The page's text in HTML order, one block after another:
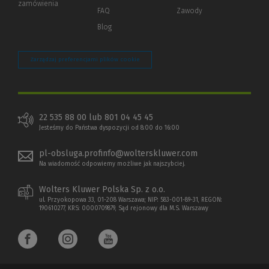
zamówienia
FAQ
Blog
Zawody
Zarządzaj preferencjami plików cookie
22 535 88 00 lub 801 04 45 45
Jesteśmy do Państwa dyspozycji od 8:00 do 16:00
pl-obsluga.profinfo@wolterskluwer.com
Na wiadomość odpowiemy możliwe jak najszybciej.
Wolters Kluwer Polska Sp. z o.o.
ul. Przyokopowa 33, 01-208 Warszawa; NIP: 583-001-89-31, REGON:
190610277, KRS: 0000709879, Sąd rejonowy dla M.S. Warszawy